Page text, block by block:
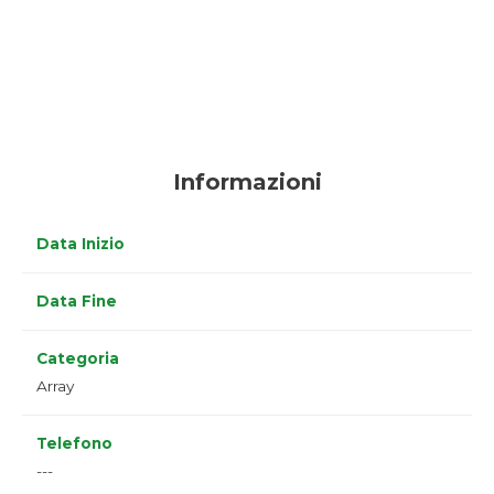
Informazioni
Data Inizio
Data Fine
Categoria
Array
Telefono
---